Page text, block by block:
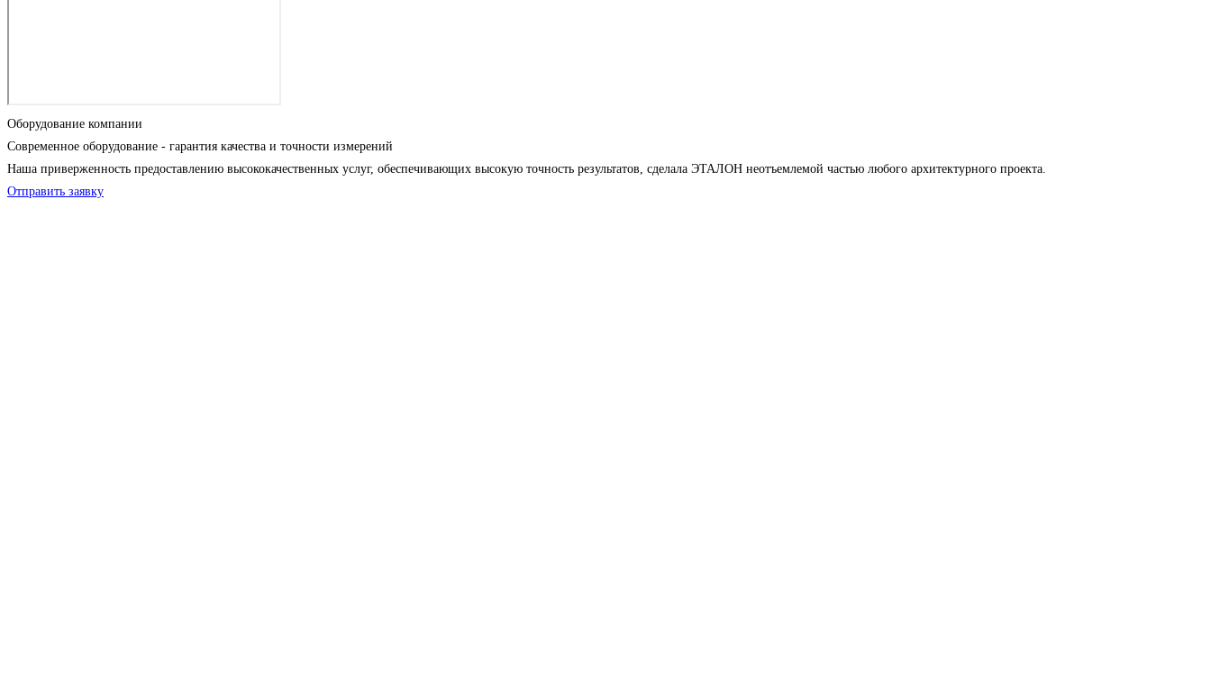
Оборудование компании
Современное оборудование - гарантия качества и точности измерений
Наша приверженность предоставлению высококачественных услуг, обеспечивающих высокую точность результатов, сделала ЭТАЛОН неотъемлемой частью любого архитектурного проекта.
Отправить заявку